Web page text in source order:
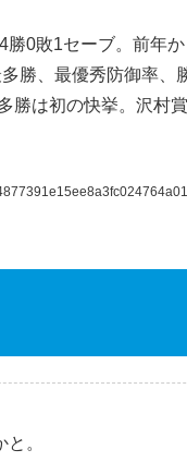
0敗1セーブ。前年
勝、最優秀防御率
勝は初の快挙。沢村
。